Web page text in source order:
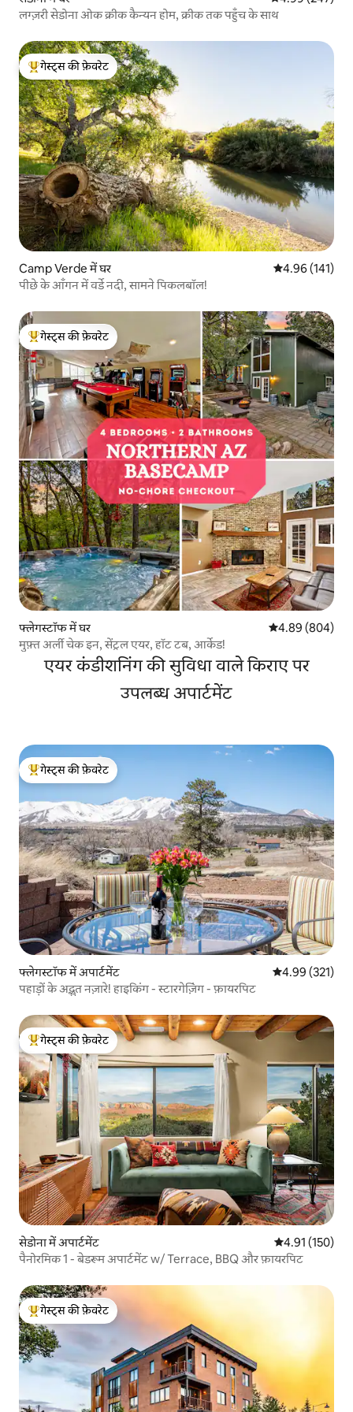
लग्ज़री सेडोना ओक क्रीक कैन्यन होम, क्रीक तक पहुँच के साथ
गेस्ट्स का टॉप फ़ेवरेट
गेस्ट्स की फ़ेवरेट
Camp Verde में घर औसत रेटिंग 5 में से
4.96 (141)
पीछे के आँगन में वर्डे नदी, सामने पिकलबॉल!
गेस्ट्स का टॉप फ़ेवरेट
गेस्ट्स की फ़ेवरेट
फ्लेगस्टॉफ में घर औसत रेटिंग 5 में से
4.89 (804)
मुफ़्त अर्ली चेक इन, सेंट्रल एयर, हॉट टब, आर्केड!
एयर कंडीशनिंग की सुविधा वाले किराए पर
उपलब्ध अपार्टमेंट
गेस्ट्स का टॉप फ़ेवरेट
गेस्ट्स की फ़ेवरेट
फ्लेगस्टॉफ में अपार्टमेंट औसत रेटिंग 5 में से
4.99 (321)
पहाड़ों के अद्भुत नज़ारे! हाइकिंग - स्टारगेज़िंग - फ़ायरपिट
गेस्ट्स का टॉप फ़ेवरेट
गेस्ट्स की फ़ेवरेट
सेडोना में अपार्टमेंट औसत रेटिंग 5 में से
4.91 (150)
पैनोरमिक 1 - बेडरूम अपार्टमेंट w/ Terrace, BBQ और फ़ायरपिट
गेस्ट्स का टॉप फ़ेवरेट
गेस्ट्स की फ़ेवरेट